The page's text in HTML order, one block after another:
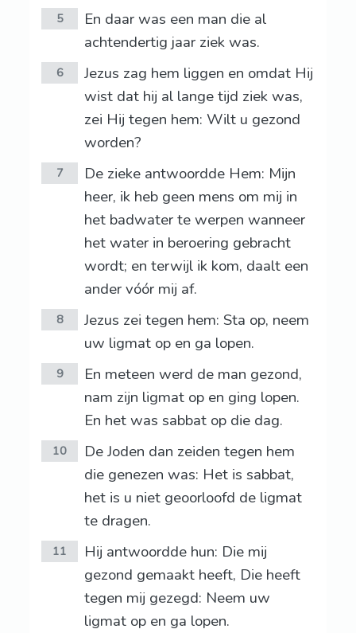
5
En daar was een man die al
achtendertig jaar ziek was.
6
Jezus zag hem liggen en omdat Hij
wist dat hij al lange tijd ziek was,
zei Hij tegen hem: Wilt u gezond
worden?
7
De zieke antwoordde Hem: Mijn
heer, ik heb geen mens om mij in
het badwater te werpen wanneer
het water in beroering gebracht
wordt; en terwijl ik kom, daalt een
ander vóór mij af.
8
Jezus zei tegen hem: Sta op, neem
uw ligmat op en ga lopen.
9
En meteen werd de man gezond,
nam zijn ligmat op en ging lopen.
En het was sabbat op die dag.
10
De Joden dan zeiden tegen hem
die genezen was: Het is sabbat,
het is u niet geoorloofd de ligmat
te dragen.
11
Hij antwoordde hun: Die mij
gezond gemaakt heeft, Die heeft
tegen mij gezegd: Neem uw
ligmat op en ga lopen.